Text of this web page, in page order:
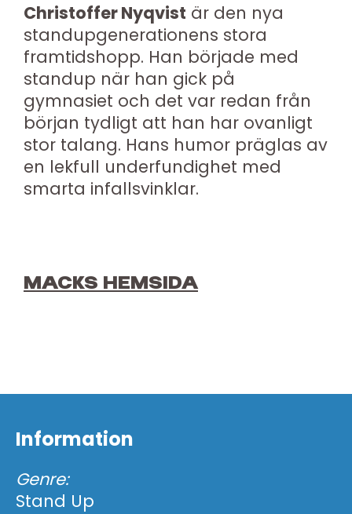
Christoffer Nyqvist är den nya
standupgenerationens stora
framtidshopp. Han började med
standup när han gick på
gymnasiet och det var redan från
början tydligt att han har ovanligt
stor talang. Hans humor präglas av
en lekfull underfundighet med
smarta infallsvinklar.
MACKS HEMSIDA
Information
Genre:
Stand Up